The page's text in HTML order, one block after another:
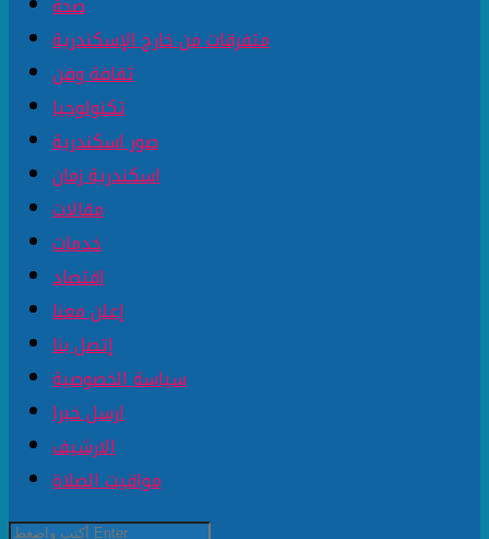
متفرقات من خارج الإسكندرية
ثقافة وفن
تكنولوجيا
صور اسكندرية
اسكندرية زمان
مقالات
خدمات
اقتصاد
إعلن معنا
إتصل بنا
سياسة الخصوصية
ارسل خبرا
الارشيف
مواقيت الصلاة